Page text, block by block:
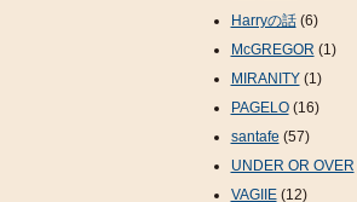
Harryの話(6)
McGREGOR (1)
MIRANITY(1)
PAGELO(16)
santafe (57)
UNDER OR OVER
VAGIIE(12)